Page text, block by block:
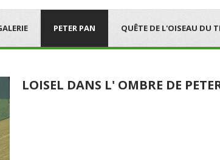
PETER PAN QUÊTE DE L'OISEAU DU
LOISEL DANS L' OMBRE DE